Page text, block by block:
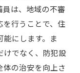
仕事の流れ
員は、地域の不審
を行うことで、住
にします。ま
けでなく、防犯設
の治安を向上さ